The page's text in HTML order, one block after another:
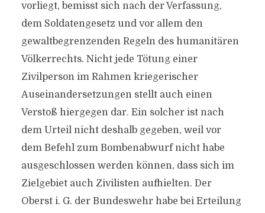
vorliegt, bemisst sich nach der Verfassung,
dem Soldatengesetz und vor allem den
gewaltbegrenzenden Regeln des humanitären
Völkerrechts. Nicht jede Tötung einer
Zivilperson im Rahmen kriegerischer
Auseinandersetzungen stellt auch einen
Verstoß hiergegen dar. Ein solcher ist nach
dem Urteil nicht deshalb gegeben, weil vor
dem Befehl zum Bombenabwurf nicht habe
ausgeschlossen werden können, dass sich im
Zielgebiet auch Zivilisten aufhielten. Der
Oberst i. G. der Bundeswehr habe bei Erteilung